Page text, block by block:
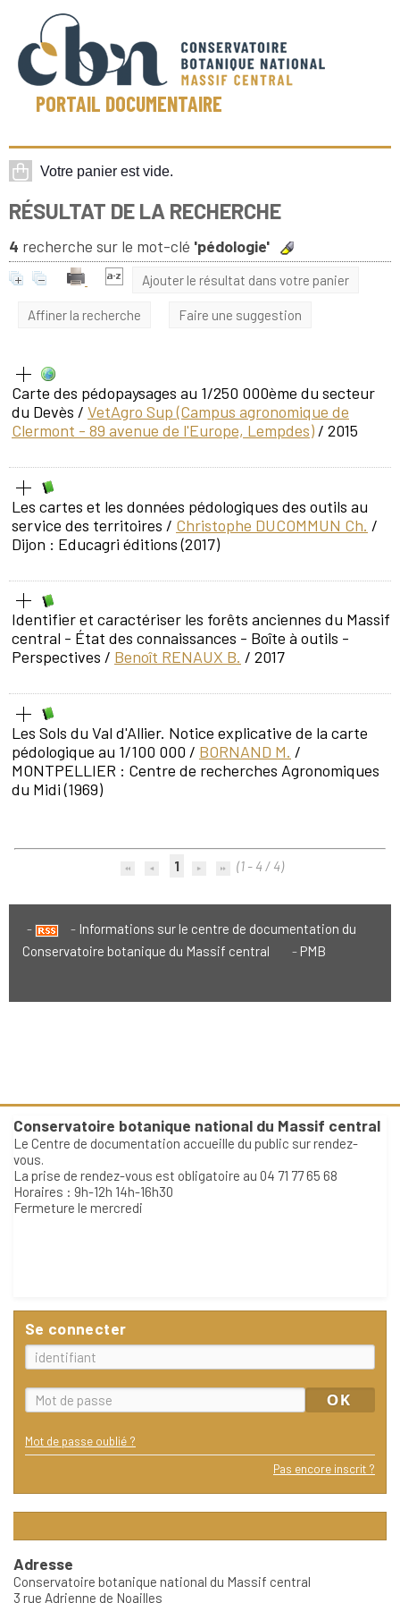
PORTAIL DOCUMENTAIRE
RÉSULTAT DE LA RECHERCHE
4 recherche sur le mot-clé 'pédologie'
Ajouter le résultat dans votre panier
Affiner la recherche Faire une suggestion
Carte des pédopaysages au 1/250 000ème du secteur
du Devès / VetAgro Sup (Campus agronomique de
Clermont - 89 avenue de l'Europe, Lempdes) / 2015
Les cartes et les données pédologiques des outils au
service des territoires / Christophe DUCOMMUN Ch. /
Dijon : Educagri éditions (2017)
Identifier et caractériser les forêts anciennes du Massif
central - État des connaissances - Boîte à outils -
Perspectives / Benoît RENAUX B. / 2017
Les Sols du Val d'Allier. Notice explicative de la carte
pédologique au 1/100 000 / BORNAND M. /
MONTPELLIER : Centre de recherches Agronomiques
du Midi (1969)
1 (1 - 4 / 4)
Informations sur le centre de documentation du
Conservatoire botanique du Massif central
PMB
Conservatoire botanique national du Massif central
Le Centre de documentation accueille du public sur rendez-
vous.
La prise de rendez-vous est obligatoire au 04 71 77 65 68
Horaires : 9h-12h 14h-16h30
Fermeture le mercredi
Se connecter
Mot de passe oublié ?
Pas encore inscrit ?
Adresse
Conservatoire botanique national du Massif central
3 rue Adrienne de Noailles